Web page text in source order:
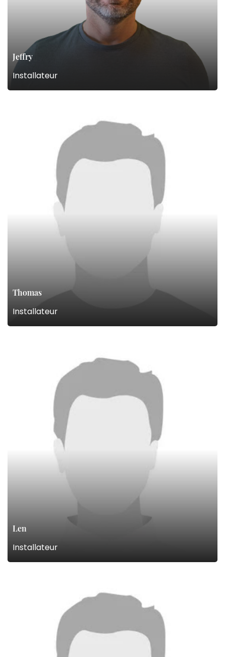
Jeffry
Installateur
Thomas
Installateur
Len
Installateur